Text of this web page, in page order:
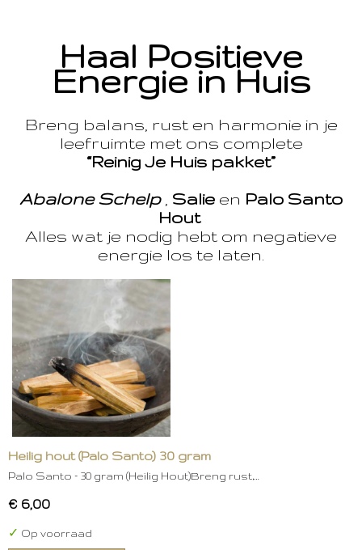
Haal Positieve
Energie in Huis
Breng balans, rust en harmonie in je
leefruimte met ons complete
“Reinig Je Huis pakket”
Abalone Schelp, Salie en Palo Santo
Hout
Alles wat je nodig hebt om negatieve
energie los te laten.
Heilig hout (Palo Santo) 30 gram
Palo Santo – 30 gram (Heilig Hout)Breng rust,…
€ 6,00
✓ Op voorraad